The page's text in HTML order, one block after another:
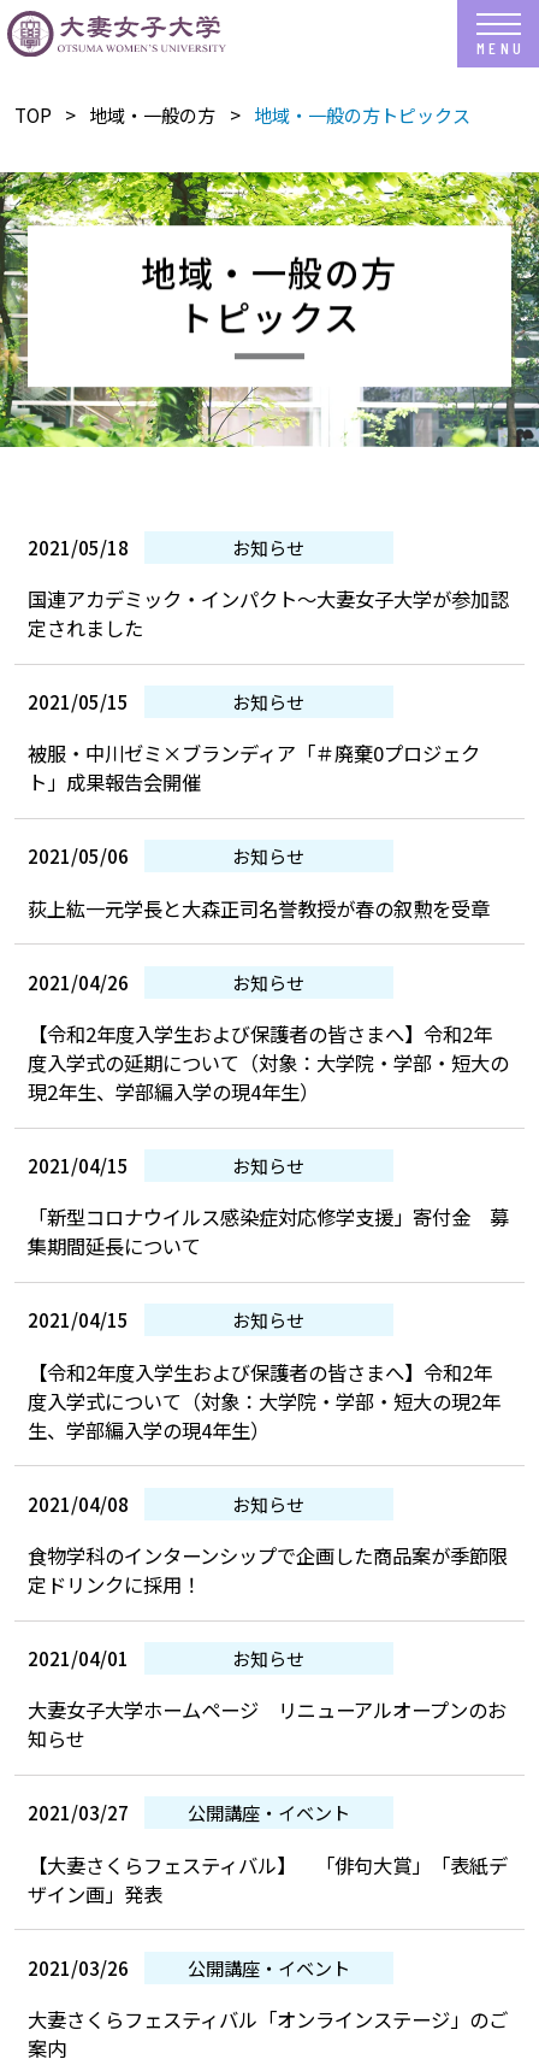
TOP 地域・一般の方 地域・一般の方トピックス
地域・一般の方
トピックス
2021/05/18 お知らせ
国連アカデミック・インパクト〜大妻女子大学が参加認
定されました
2021/05/15 お知らせ
被服・中川ゼミ×ブランディア「＃廃棄0プロジェク
ト」成果報告会開催
2021/05/06 お知らせ
荻上紘一元学長と大森正司名誉教授が春の叙勲を受章
2021/04/26 お知らせ
【令和2年度入学生および保護者の皆さまへ】令和2年
度入学式の延期について（対象：大学院・学部・短大の
現2年生、学部編入学の現4年生）
2021/04/15 お知らせ
「新型コロナウイルス感染症対応修学支援」寄付金 募
集期間延長について
2021/04/15 お知らせ
【令和2年度入学生および保護者の皆さまへ】令和2年
度入学式について（対象：大学院・学部・短大の現2年
生、学部編入学の現4年生）
2021/04/08 お知らせ
食物学科のインターンシップで企画した商品案が季節限
定ドリンクに採用！
2021/04/01 お知らせ
大妻女子大学ホームページ リニューアルオープンのお
知らせ
2021/03/27 公開講座・イベント
【大妻さくらフェスティバル】 「俳句大賞」「表紙デ
ザイン画」発表
2021/03/26 公開講座・イベント
大妻さくらフェスティバル「オンラインステージ」のご
案内